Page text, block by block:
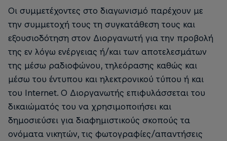
Οι συμμετέχοντες στο διαγωνισμό παρέχουν με
την συμμετοχή τους τη συγκατάθεση τους και
εξουσιοδότηση στον Διοργανωτή για την προβολή
της εν λόγω ενέργειας ή/και των αποτελεσμάτων
της μέσω ραδιοφώνου, τηλεόρασης καθώς και
μέσω του έντυπου και ηλεκτρονικού τύπου ή και
του Internet. O Διοργανωτής επιφυλάσσεται του
δικαιώματός του να χρησιμοποιήσει και
δημοσιεύσει για διαφημιστικούς σκοπούς τα
ονόματα νικητών, τις φωτογραφίες/απαντήσεις